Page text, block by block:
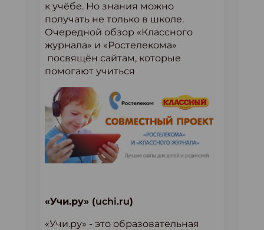
к учёбе. Но знания можно
получать не только в школе.
Очередной обзор «Классного
журнала» и «Ростелекома»
посвящён сайтам, которые
помогают учиться
«Учи.ру» (uchi.ru)
«Учи.ру» - это образовательная